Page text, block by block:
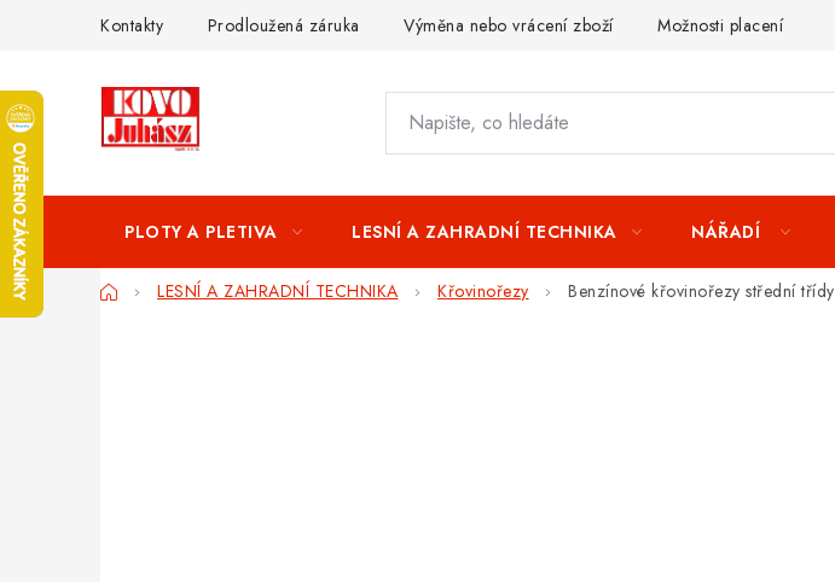
Kontakty Prodloužená záruka Výměna nebo vrácení zboží Možnosti placení
PLOTY A PLETIVA LESNÍ A ZAHRADNÍ TECHNIKA NÁŘADÍ
DomůLESNÍ A ZAHRADNÍ TECHNIKA Křovinořezy Benzínové křovinořezy střední třídy